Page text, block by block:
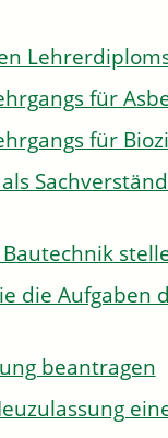
für
für
die Aufgaben
beantragen